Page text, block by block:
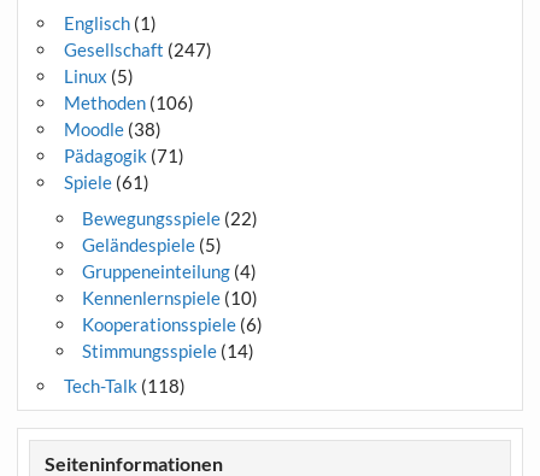
Englisch(1)
Gesellschaft (247)
Linux (5)
Methoden(106)
Moodle(38)
Pädagogik (71)
Spiele(61)
Bewegungsspiele(22)
Geländespiele(5)
Gruppeneinteilung(4)
Kennenlernspiele(10)
Kooperationsspiele(6)
Stimmungsspiele(14)
Tech-Talk (118)
Seiteninformationen